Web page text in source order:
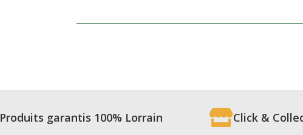
Produits garantis 100% Lorrain Click &